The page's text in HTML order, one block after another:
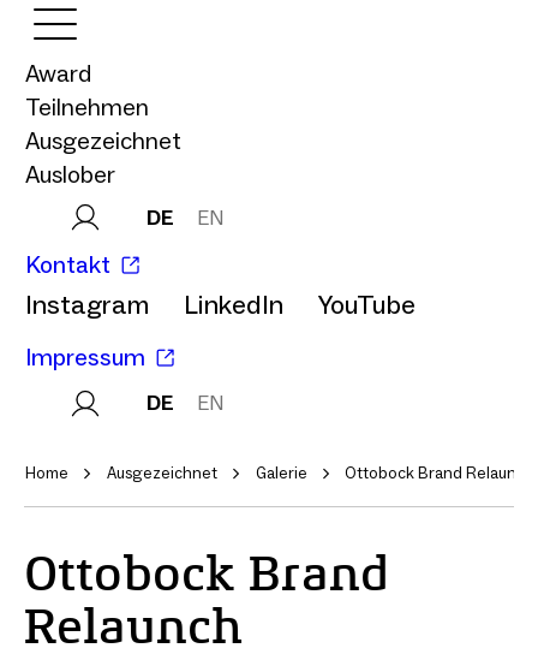
Award
Teilnehmen
Ausgezeichnet
Auslober
DE EN
Kontakt
Instagram LinkedIn YouTube
Impressum
DE EN
Home Ausgezeichnet Galerie Ottobock Brand Relaunch
Ottobock Brand
Relaunch